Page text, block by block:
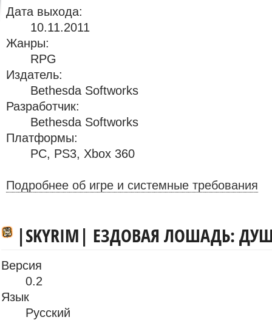
Дата выхода:
10.11.2011
Жанры:
RPG
Издатель:
Bethesda Softworks
Разработчик:
Bethesda Softworks
Платформы:
PC, PS3, Xbox 360
Подробнее об игре и системные требования
|SKYRIM| ЕЗДОВАЯ ЛОШАДЬ:
Версия
0.2
Язык
Русский